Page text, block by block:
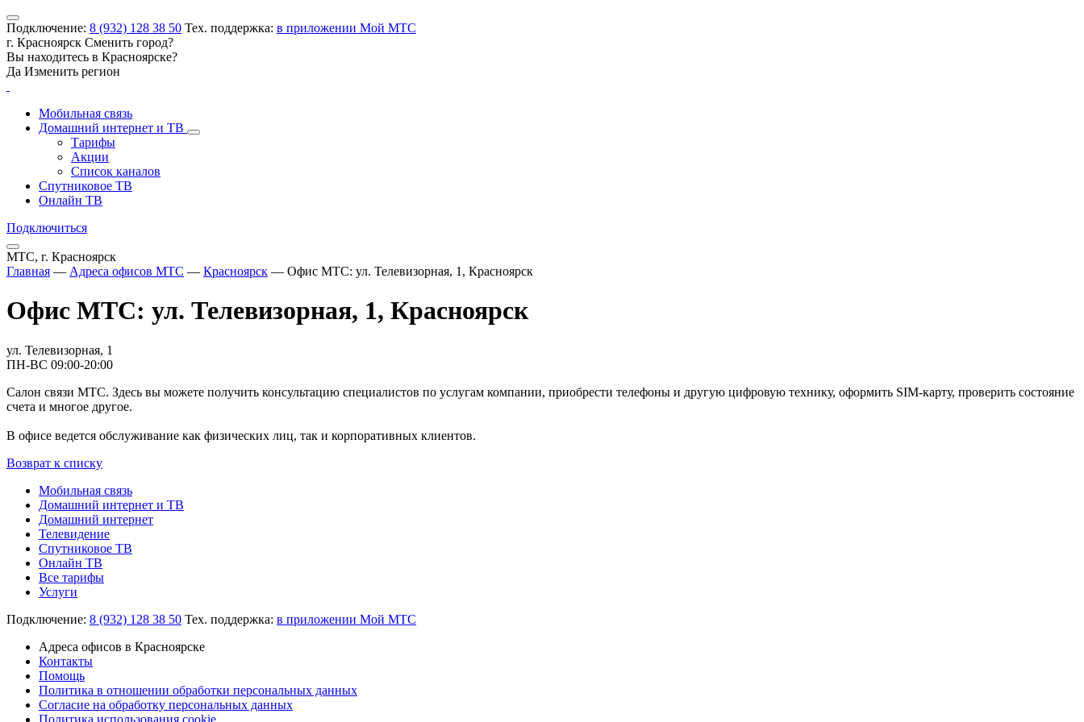
Подключение: 8 (932) 128 38 50 Тех. поддержка: в приложении Мой МТС
г. Красноярск Сменить город?
Вы находитесь в Красноярске?
Да Изменить регион
Мобильная связь
Домашний интернет и ТВ
Тарифы
Акции
Список каналов
Спутниковое ТВ
Онлайн ТВ
Подключиться
МТС, г. Красноярск
Главная — Адреса офисов МТС — Красноярск — Офис МТС: ул. Телевизорная, 1, Красноярск
Офис МТС: ул. Телевизорная, 1, Красноярск
ул. Телевизорная, 1
ПН-ВС 09:00-20:00
Салон связи МТС. Здесь вы можете получить консультацию специалистов по услугам компании, приобрести телефоны и другую цифровую технику, оформить SIM-карту, проверить состояние
счета и многое другое.
В офисе ведется обслуживание как физических лиц, так и корпоративных клиентов.
Возврат к списку
Мобильная связь
Домашний интернет и ТВ
Домашний интернет
Телевидение
Спутниковое ТВ
Онлайн ТВ
Все тарифы
Услуги
Подключение: 8 (932) 128 38 50 Тех. поддержка: в приложении Мой МТС
Адреса офисов в Красноярске
Контакты
Помощь
Политика в отношении обработки персональных данных
Согласие на обработку персональных данных
Политика использования cookie